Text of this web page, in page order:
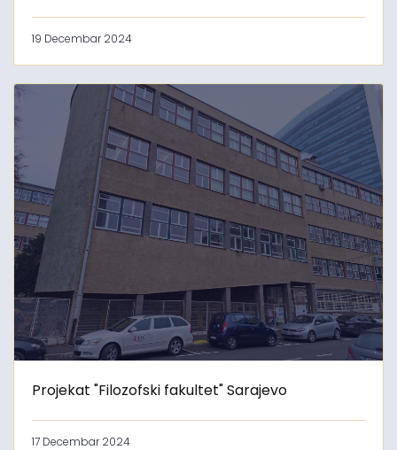
19 Decembar 2024
Projekat "Filozofski fakultet" Sarajevo
17 Decembar 2024